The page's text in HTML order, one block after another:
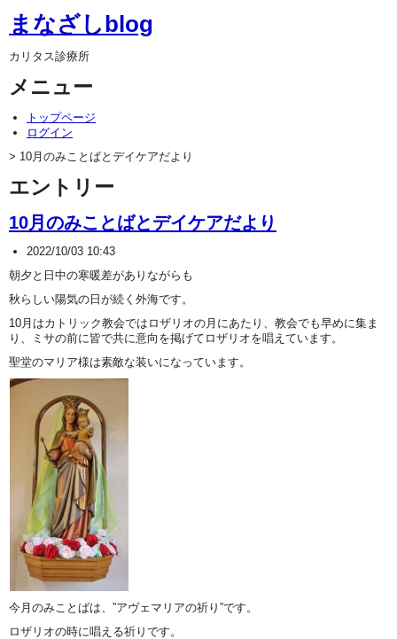
まなざしblog
カリタス診療所
メニュー
トップページ
ログイン
> 10月のみことばとデイケアだより
エントリー
10月のみことばとデイケアだより
2022/10/03 10:43
朝夕と日中の寒暖差がありながらも
秋らしい陽気の日が続く外海です。
10月はカトリック教会ではロザリオの月にあたり、教会でも早めに集ま
り、ミサの前に皆で共に意向を掲げてロザリオを唱えています。
聖堂のマリア様は素敵な装いになっています。
今月のみことばは、”アヴェマリアの祈り”です。
ロザリオの時に唱える祈りです。